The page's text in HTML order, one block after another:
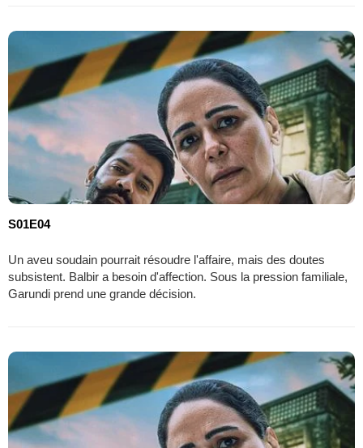
S01E04
Un aveu soudain pourrait résoudre l'affaire, mais des doutes
subsistent. Balbir a besoin d'affection. Sous la pression familiale,
Garundi prend une grande décision.